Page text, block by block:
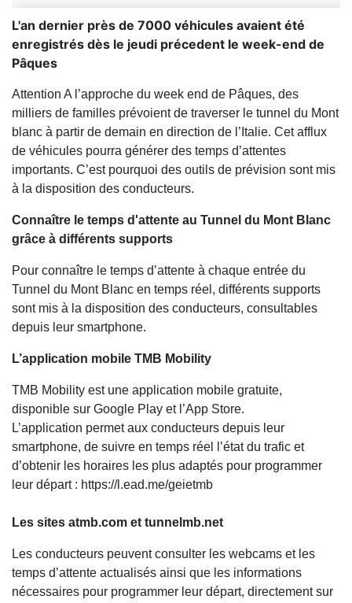
L'an dernier près de 7000 véhicules avaient été
enregistrés dès le jeudi précedent le week-end de
Pâques
Attention A l’approche du week end de Pâques, des
milliers de familles prévoient de traverser le tunnel du Mont
blanc à partir de demain en direction de l’Italie. Cet afflux
de véhicules pourra générer des temps d’attentes
importants. C’est pourquoi des outils de prévision sont mis
à la disposition des conducteurs.
Connaître le temps d'attente au Tunnel du Mont Blanc
grâce à différents supports
Pour connaître le temps d’attente à chaque entrée du
Tunnel du Mont Blanc en temps réel, différents supports
sont mis à la disposition des conducteurs, consultables
depuis leur smartphone.
L’application mobile TMB Mobility
TMB Mobility est une application mobile gratuite,
disponible sur Google Play et l’App Store.
L’application permet aux conducteurs depuis leur
smartphone, de suivre en temps réel l’état du trafic et
d’obtenir les horaires les plus adaptés pour programmer
leur départ : https://l.ead.me/geietmb
Les sites atmb.com et tunnelmb.net
Les conducteurs peuvent consulter les webcams et les
temps d’attente actualisés ainsi que les informations
nécessaires pour programmer leur départ, directement sur